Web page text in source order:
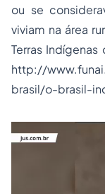
ou se
viviam na área
Terras
http://
brasil/o-brasil-